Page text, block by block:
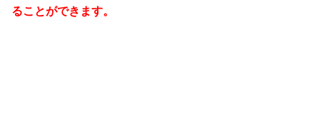
ることができます。